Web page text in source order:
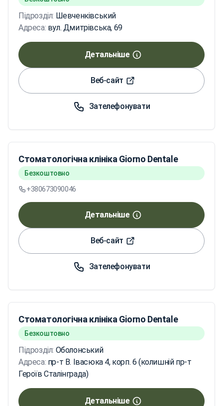
Підрозділ: Шевченківський
Адреса: вул. Дмитрівська, 69
Детальніше
Веб-сайт
Зателефонувати
Стоматологічна клініка Giorno Dentale
Безкоштовно
+380673090046
Детальніше
Веб-сайт
Зателефонувати
Стоматологічна клініка Giorno Dentale
Безкоштовно
Підрозділ: Оболонський
Адреса: пр-т В. Івасюка 4, корп. 6 (колишній пр-т
Героїв Сталінграда)
Детальніше